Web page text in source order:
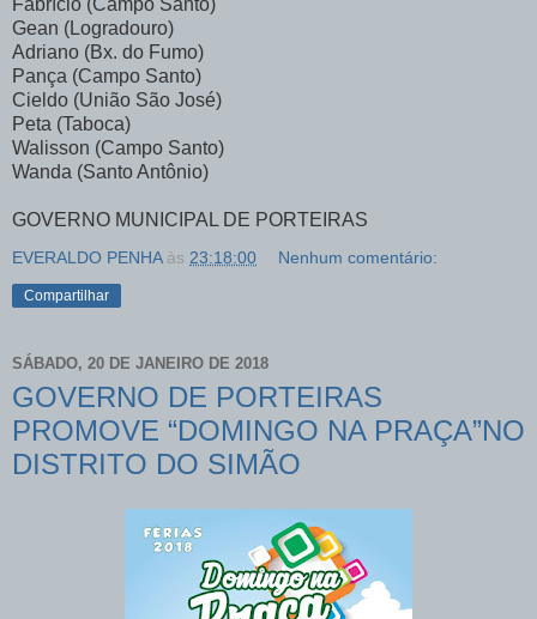
Gean (Logradouro)
Adriano (Bx. do Fumo)
Pança (Campo Santo)
Cieldo (União São José)
Peta (Taboca)
Walisson (Campo Santo)
Wanda (Santo Antônio)
GOVERNO MUNICIPAL DE PORTEIRAS
EVERALDO PENHA às 23:18:00 Nenhum comentário:
Compartilhar
SÁBADO, 20 DE JANEIRO DE 2018
GOVERNO DE PORTEIRAS
PROMOVE “DOMINGO NA PRAÇA”NO
DISTRITO DO SIMÃO